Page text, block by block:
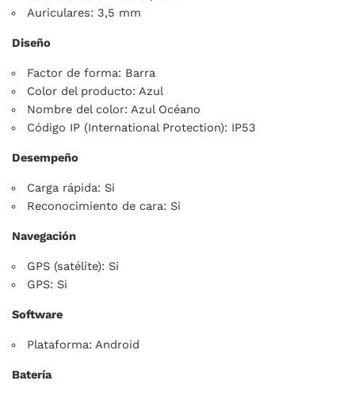
Auriculares: 3,5 mm
Diseño
Factor de forma: Barra
Color del producto: Azul
Nombre del color: Azul Océano
Código IP (International Protection): IP53
Desempeño
Carga rápida: Si
Reconocimiento de cara: Si
Navegación
GPS (satélite): Si
GPS: Si
Software
Plataforma: Android
Batería